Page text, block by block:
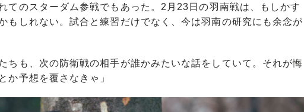
てのスターダム参戦でもあった。2月23日の羽南戦は、もしかす
もしれない。試合と練習だけでなく、今は羽南の研究にも余念が
ちも、次の防衛戦の相手が誰かみたいな話をしていて。それが悔
か予想を覆さなきゃ」